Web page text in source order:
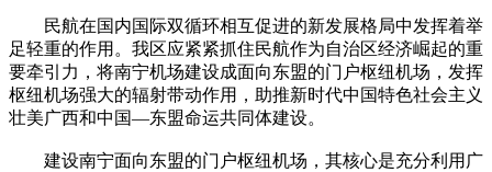
民航在国内国际双循环相互促进的新发展格局中发挥着举
足轻重的作用。我区应紧紧抓住民航作为自治区经济崛起的重
要牵引力，将南宁机场建设成面向东盟的门户枢纽机场，发挥
枢纽机场强大的辐射带动作用，助推新时代中国特色社会主义
壮美广西和中国—东盟命运共同体建设。
建设南宁面向东盟的门户枢纽机场，其核心是充分利用广